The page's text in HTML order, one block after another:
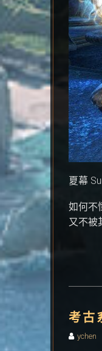
夏幕
如何不
又不被
考古
ychen